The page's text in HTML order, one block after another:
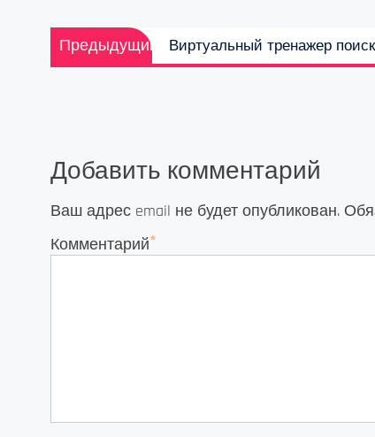
Навигация
по
Предыдущий
Предыдущая
запись:
Виртуальный тренажер
Добавить комментарий
Ваш адрес email не будет опубликован.
Комментарий*